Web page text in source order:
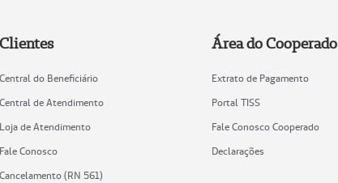
Clientes
Central do Beneficiário
Central de Atendimento
Loja de Atendimento
Fale Conosco
Cancelamento (RN 561)
Área do Cooperado
Extrato de Pagamento
Portal TISS
Fale Conosco Cooperado
Declarações